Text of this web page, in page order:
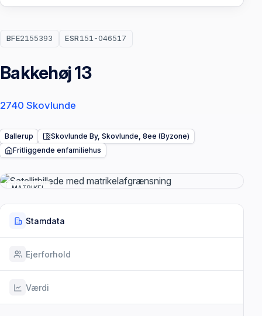
BFE2155393 ESR151-046517
Bakkehøj 13
2740 Skovlunde
Ballerup
Skovlunde By, Skovlunde, 8ee (Byzone)
Fritliggende enfamiliehus
MATRIKEL
Stamdata
Ejerforhold
Værdi